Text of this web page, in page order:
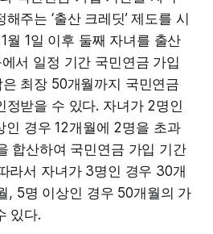
주는 ‘출산 크레딧’ 제도를 시
월 1일 이후 둘째 자녀를 출산
서 일정 기간 국민연금 가입
최장 50개월까지 국민연금
정받을 수 있다. 자녀가 2명인
인 경우 12개월에 2명을 초과
합산하여 국민연금 가입 기간
라서 자녀가 3명인 경우 30개
, 5명 이상인 경우 50개월의 가
있다.